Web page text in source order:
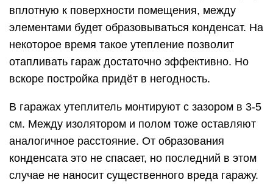
вплотную к поверхности помещения, между
элементами будет образовываться конденсат. На
некоторое время такое утепление позволит
отапливать гараж достаточно эффективно. Но
вскоре постройка придёт в негодность.
В гаражах утеплитель монтируют с зазором в 3-5
см. Между изолятором и полом тоже оставляют
аналогичное расстояние. От образования
конденсата это не спасает, но последний в этом
случае не наносит существенного вреда гаражу.